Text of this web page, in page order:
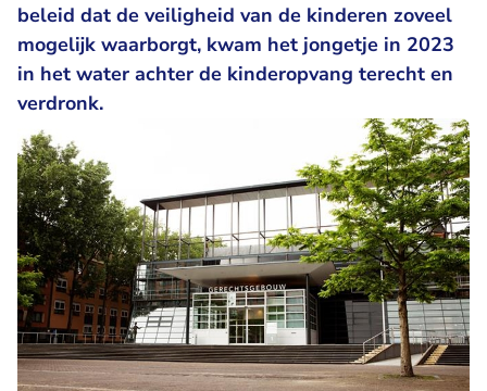
beleid dat de veiligheid van de kinderen zoveel
mogelijk waarborgt, kwam het jongetje in 2023
in het water achter de kinderopvang terecht en
verdronk.